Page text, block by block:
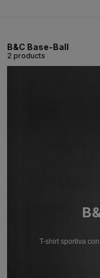
B&C Base-Ball
2 products
T-shirt sportiva